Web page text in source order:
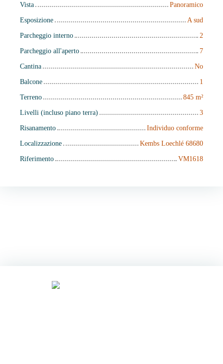
Vista
Panoramico
Esposizione
A sud
Parcheggio interno
2
Parcheggio all'aperto
7
Cantina
No
Balcone
1
Terreno
845 m²
Livelli (incluso piano terra)
3
Risanamento
Individuo conforme
Localizzazione
Kembs Loechlé 68680
Riferimento
VM1618